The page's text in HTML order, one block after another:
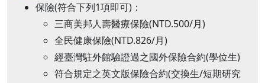
保險(符合下列1項即可)：
三商美邦人壽醫療保險(NTD.500/月)
全民健康保險(NTD.826/月)
經臺灣駐外館驗證過之國外保險合約(學位生)
符合規定之英文版保險合約(交換生/短期研究